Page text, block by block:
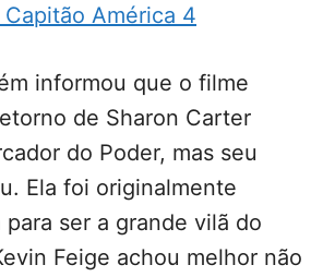
América 4
informou que o filme
de Sharon Carter
do Poder, mas seu
Ela foi originalmente
para ser a grande vilã do
Feige achou melhor não